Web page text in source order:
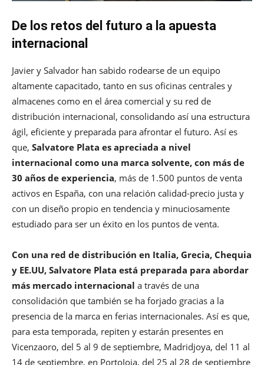
De los retos del futuro a la apuesta
internacional
Javier y Salvador han sabido rodearse de un equipo
altamente capacitado, tanto en sus oficinas centrales y
almacenes como en el área comercial y su red de
distribución internacional, consolidando así una estructura
ágil, eficiente y preparada para afrontar el futuro. Así es
que, Salvatore Plata es apreciada a nivel
internacional como una marca solvente, con más de
30 años de experiencia, más de 1.500 puntos de venta
activos en España, con una relación calidad-precio justa y
con un diseño propio en tendencia y minuciosamente
estudiado para ser un éxito en los puntos de venta.
Con una red de distribución en Italia, Grecia, Chequia
y EE.UU, Salvatore Plata está preparada para abordar
más mercado internacional a través de una
consolidación que también se ha forjado gracias a la
presencia de la marca en ferias internacionales. Así es que,
para esta temporada, repiten y estarán presentes en
Vicenzaoro, del 5 al 9 de septiembre, Madridjoya, del 11 al
14 de septiembre, en PortoJoia, del 25 al 28 de septiembre